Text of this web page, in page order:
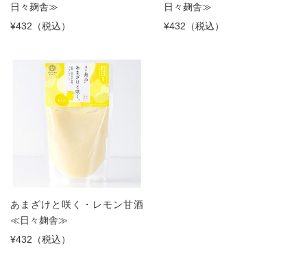
日々麹舎≫
¥432（税込）
日々麹舎≫
¥432（税込）
あまざけと咲く・レモン甘酒
≪日々麹舎≫
¥432（税込）